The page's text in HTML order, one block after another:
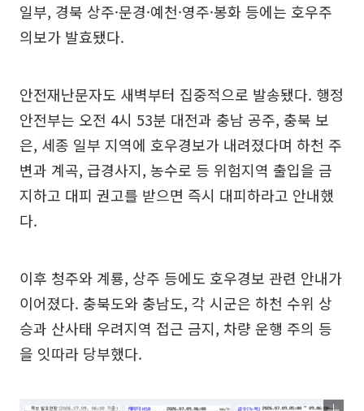
일부, 경북 상주·문경·예천·영주·봉화 등에는 호우주
의보가 발효됐다.
안전재난문자도 새벽부터 집중적으로 발송됐다. 행정
안전부는 오전 4시 53분 대전과 충남 공주, 충북 보
은, 세종 일부 지역에 호우경보가 내려졌다며 하천 주
변과 계곡, 급경사지, 농수로 등 위험지역 출입을 금
지하고 대피 권고를 받으면 즉시 대피하라고 안내했
다.
이후 청주와 계룡, 상주 등에도 호우경보 관련 안내가
이어졌다. 충북도와 충남도, 각 시군은 하천 수위 상
승과 산사태 우려지역 접근 금지, 차량 운행 주의 등
을 잇따라 당부했다.